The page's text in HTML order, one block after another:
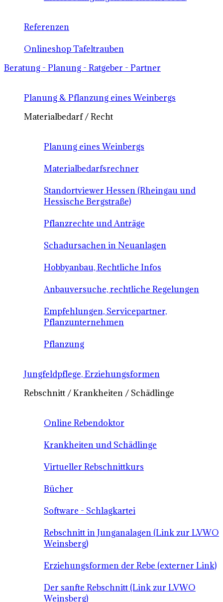
Referenzen
Onlineshop Tafeltrauben
Beratung - Planung - Ratgeber - Partner
Planung & Pflanzung eines Weinbergs
Materialbedarf / Recht
Planung eines Weinbergs
Materialbedarfsrechner
Standortviewer Hessen (Rheingau und
Hessische Bergstraße)
Pflanzrechte und Anträge
Schadursachen in Neuanlagen
Hobbyanbau, Rechtliche Infos
Anbauversuche, rechtliche Regelungen
Empfehlungen, Servicepartner,
Pflanzunternehmen
Pflanzung
Jungfeldpflege, Erziehungsformen
Rebschnitt / Krankheiten / Schädlinge
Online Rebendoktor
Krankheiten und Schädlinge
Virtueller Rebschnittkurs
Bücher
Software - Schlagkartei
Rebschnitt in Junganalagen (Link zur LVWO
Weinsberg)
Erziehungsformen der Rebe (externer Link)
Der sanfte Rebschnitt (Link zur LVWO
Weinsberg)